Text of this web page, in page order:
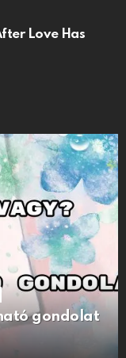
Love Has
gondolat